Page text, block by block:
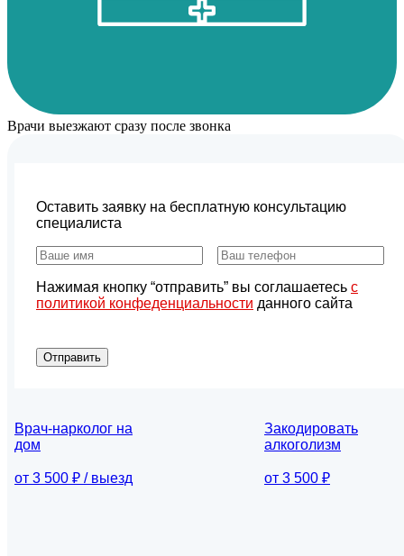
Врачи выезжают сразу после звонка
Оставить заявку на бесплатную консультацию
специалиста
Нажимая кнопку “отправить” вы соглашаетесь с
политикой конфеденциальности данного сайта
Отправить
Врач-нарколог на
дом
от 3 500 ₽ / выезд
Закодировать
алкоголизм
от 3 500 ₽